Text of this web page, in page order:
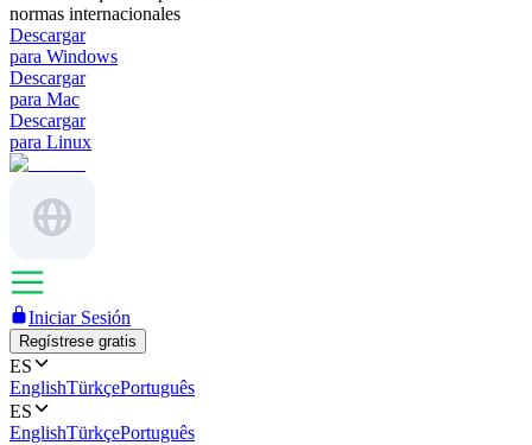
normas internacionales
Descargar
para Windows
Descargar
para Mac
Descargar
para Linux
Iniciar Sesión
Regístrese gratis
ES
EnglishTürkçePortuguês
ES
EnglishTürkçePortuguês